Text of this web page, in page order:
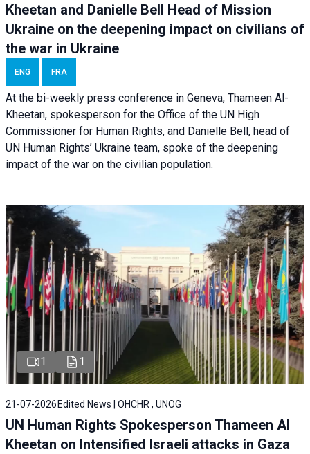
Kheetan and Danielle Bell Head of Mission
Ukraine on the deepening impact on civilians of
the war in Ukraine
ENG FRA
At the bi-weekly press conference in Geneva, Thameen Al-
Kheetan, spokesperson for the Office of the UN High
Commissioner for Human Rights, and Danielle Bell, head of
UN Human Rights’ Ukraine team, spoke of the deepening
impact of the war on the civilian population.
1 1
21-07-2026 Edited News | OHCHR , UNOG
UN Human Rights Spokesperson Thameen Al
Kheetan on Intensified Israeli attacks in Gaza